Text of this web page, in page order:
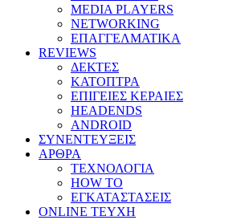
MEDIA PLAYERS
NETWORKING
ΕΠΑΓΓΕΛΜΑΤΙΚΑ
REVIEWS
ΔΕΚΤΕΣ
ΚΑΤΟΠΤΡΑ
ΕΠΙΓΕΙΕΣ ΚΕΡΑΙΕΣ
HEADENDS
ANDROID
ΣΥΝΕΝΤΕΥΞΕΙΣ
ΑΡΘΡΑ
ΤΕΧΝΟΛΟΓΙΑ
HOW TO
ΕΓΚΑΤΑΣΤΑΣΕΙΣ
ONLINE TEYXH